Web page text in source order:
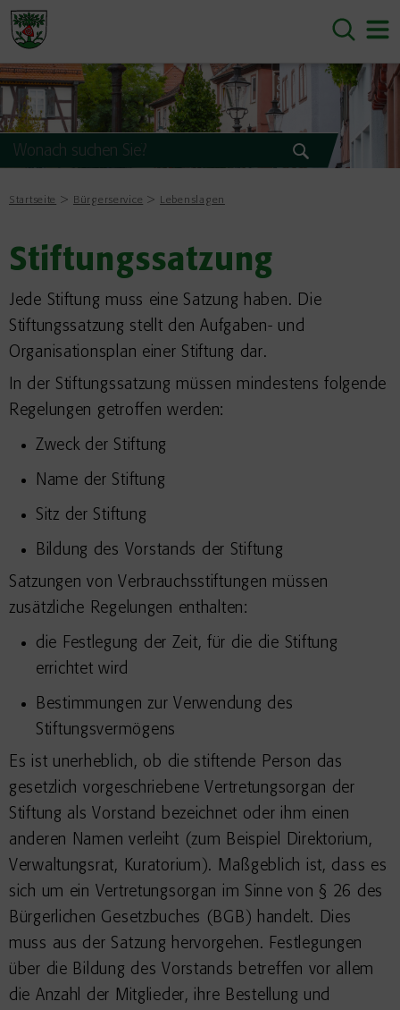
Startseite Bürgerservice Lebenslagen
Stiftungssatzung
Jede Stiftung muss eine Satzung haben. Die
Stiftungssatzung stellt den Aufgaben- und
Organisationsplan einer Stiftung dar.
In der Stiftungssatzung müssen mindestens folgende
Regelungen getroffen werden:
Zweck der Stiftung
Name der Stiftung
Sitz der Stiftung
Bildung des Vorstands der Stiftung
Satzungen von Verbrauchsstiftungen müssen
zusätzliche Regelungen enthalten:
die Festlegung der Zeit, für die die Stiftung
errichtet wird
Bestimmungen zur Verwendung des
Stiftungsvermögens
Es ist unerheblich, ob die stiftende Person das
gesetzlich vorgeschriebene Vertretungsorgan der
Stiftung als Vorstand bezeichnet oder ihm einen
anderen Namen verleiht (zum Beispiel Direktorium,
Verwaltungsrat, Kuratorium). Maßgeblich ist, dass es
sich um ein Vertretungsorgan im Sinne von § 26 des
Bürgerlichen Gesetzbuches (BGB) handelt. Dies
muss aus der Satzung hervorgehen. Festlegungen
über die Bildung des Vorstands betreffen vor allem
die Anzahl der Mitglieder, ihre Bestellung und